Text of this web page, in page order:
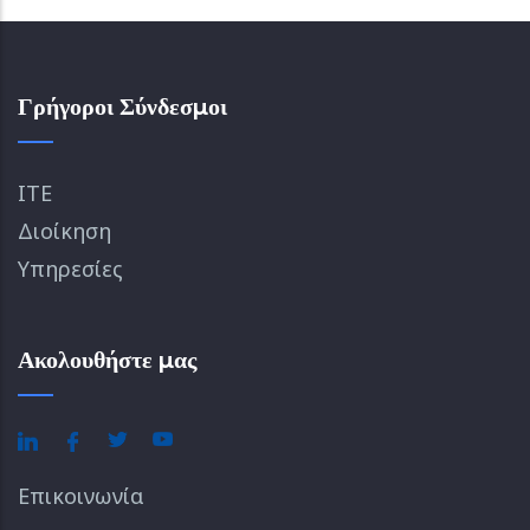
Γρήγοροι Σύνδεσμοι
ΙΤΕ
Διοίκηση
Υπηρεσίες
Ακολουθήστε μας
Επικοινωνία